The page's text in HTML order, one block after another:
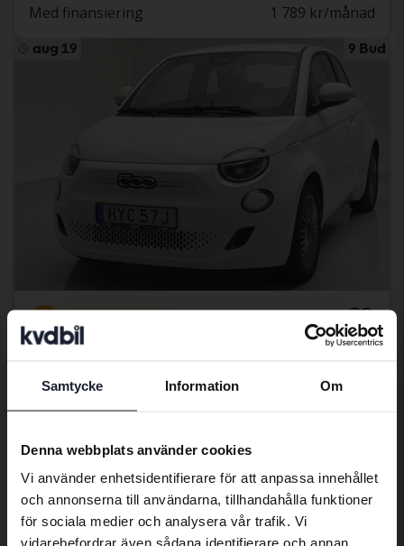
Samtycke Information Om
Denna webbplats använder cookies
Vi använder enhetsidentifierare för att anpassa innehållet
och annonserna till användarna, tillhandahålla funktioner
för sociala medier och analysera vår trafik. Vi
vidarebefordrar även sådana identifierare och annan
Med finansiering 1 789 kr/månad
aug 19 9 Bud
Fiat 500
2022
4 995 mil
Svedala
Kvalificerad för elbilspremie
Ledande bud 140 500 kr
Med finansiering 1 197 kr/månad
Fast pris 174 900 kr
Preferred language
We have detected that your browser
Swedish. To better service our friends
abroad we have an English language
site (kvdcars.com) that contains all the